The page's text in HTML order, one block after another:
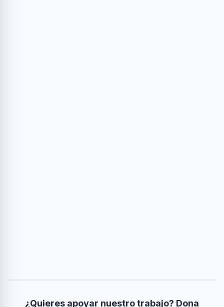
¿Quieres apoyar nuestro trabajo? Dona